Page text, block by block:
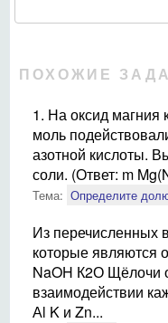
ПОХОЖИЕ
1. На оксид магния
моль
азотной кислоты.
соли. (Ответ: m
Тема: Определите
Из перечисленных
которые являются
NaOH К2О Щёлочи
взаимодействии
Аl K и Zn...